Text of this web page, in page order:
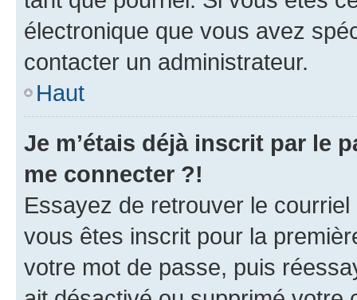
électronique que vous avez
contacter un administrateur.
Haut
Je m’étais déjà inscrit par le
me connecter ?!
Essayez de retrouver le
vous êtes inscrit pour la
votre mot de passe, puis